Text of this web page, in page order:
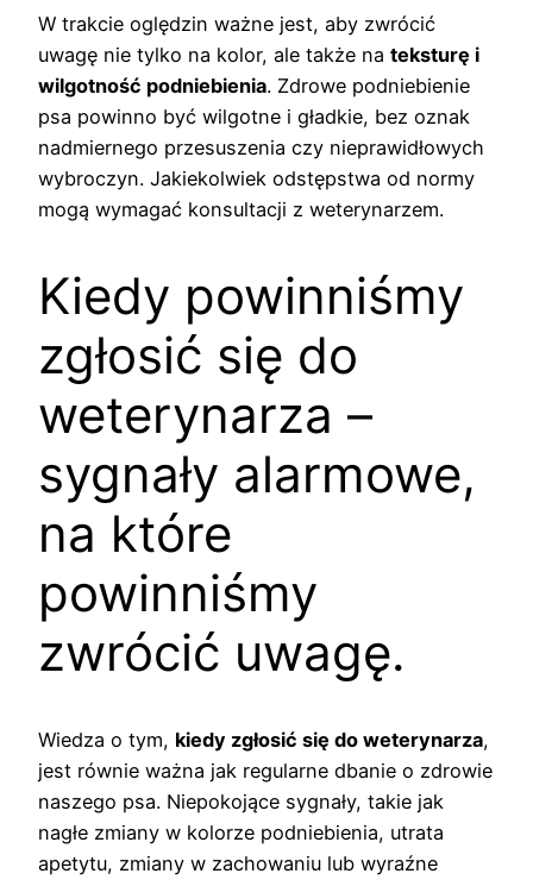
W trakcie oględzin ważne jest, aby zwrócić
uwagę nie tylko na kolor, ale także na teksturę i
wilgotność podniebienia. Zdrowe podniebienie
psa powinno być wilgotne i gładkie, bez oznak
nadmiernego przesuszenia czy nieprawidłowych
wybroczyn. Jakiekolwiek odstępstwa od normy
mogą wymagać konsultacji z weterynarzem.
Kiedy powinniśmy
zgłosić się do
weterynarza –
sygnały alarmowe,
na które
powinniśmy
zwrócić uwagę.
Wiedza o tym, kiedy zgłosić się do weterynarza,
jest równie ważna jak regularne dbanie o zdrowie
naszego psa. Niepokojące sygnały, takie jak
nagłe zmiany w kolorze podniebienia, utrata
apetytu, zmiany w zachowaniu lub wyraźne